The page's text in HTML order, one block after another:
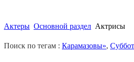
Актеры Основной раздел Актрисы
Поиск по тегам : Карамазовы»,